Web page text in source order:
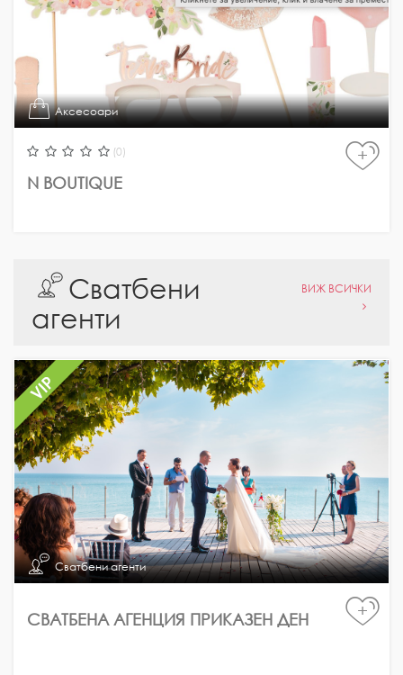
Аксесоари
(0)
N BOUTIQUE
+
Сватбени
агенти
ВИЖ ВСИЧКИ
Сватбени агенти
СВАТБЕНА АГЕНЦИЯ ПРИКАЗЕН ДЕН +